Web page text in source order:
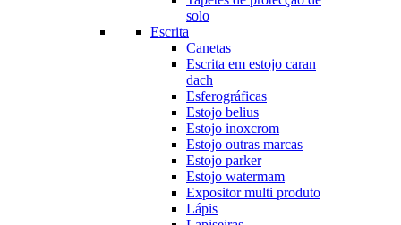
solo
Escrita
Canetas
Escrita em estojo caran
dach
Esferográficas
Estojo belius
Estojo inoxcrom
Estojo outras marcas
Estojo parker
Estojo watermam
Expositor multi produto
Lápis